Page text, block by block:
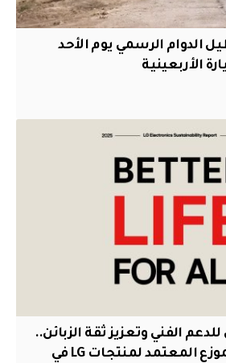
الدوام الرسمي يوم الأحد
الأربعينية
الفني وتعزيز ثقة الزبائن..
شركة خوشناو الموزع المعتمد لمنتجات LG في